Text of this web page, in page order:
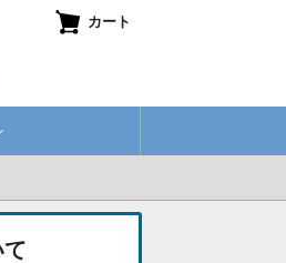
カート